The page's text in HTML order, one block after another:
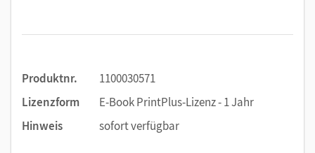
Produktnr.
1100030571
Lizenzform
E-Book PrintPlus-Lizenz - 1 Jahr
Hinweis
sofort verfügbar